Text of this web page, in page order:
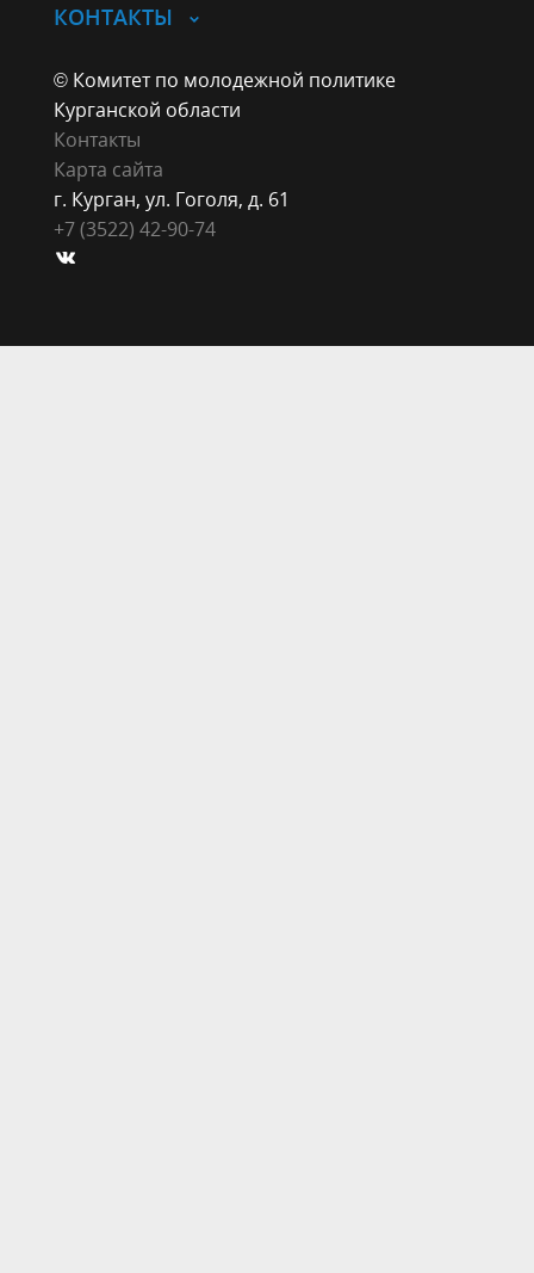
КОНТАКТЫ
© Комитет по молодежной политике
Курганской области
Контакты
Карта сайта
г. Курган, ул. Гоголя, д. 61
+7 (3522) 42-90-74